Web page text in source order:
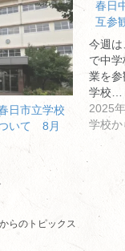
日市立学校
いて 8月
春日
互参
今週
で中
業を
学校…
2025
学校か
らのトピックス